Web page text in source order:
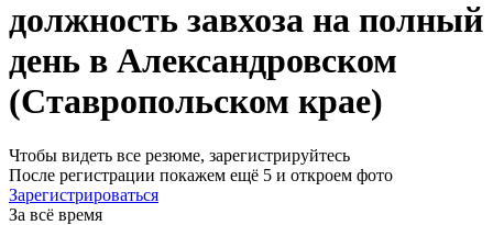
должность завхоза на полный
день в Александровском
(Ставропольском крае)
Чтобы видеть все резюме, зарегистрируйтесь
После регистрации покажем ещё 5 и откроем фото
Зарегистрироваться
За всё время